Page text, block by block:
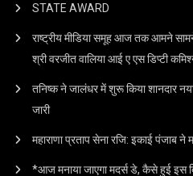
STATE AWARD
राष्ट्रीय मीडिया समूह आज तक आमने
श्री वरजीत वालिया आई ए एस डिप्टी
तनिष्क ने जालंधर में शुरू किया शानदार
जारी
महाराणा प्रताप सेना रजि: इकाई पंजाब ने
*आज मनाया जाएगा मदर्स डे, कैसे हुई